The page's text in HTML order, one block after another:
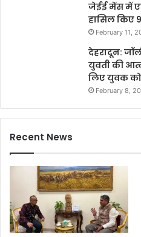
जेईई मेंस में
हासिल किए
February 11,
देहरादून:
युवती की
लिए युवक को
February 8,
Recent News